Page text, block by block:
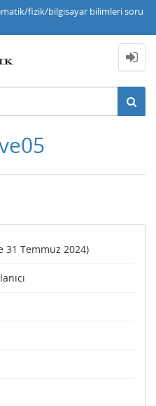
fizik/bilgisayar bilimleri soru
31 Temmuz 2024)